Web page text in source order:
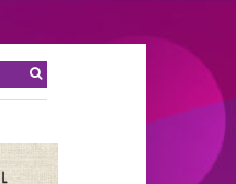
Soma
Soma